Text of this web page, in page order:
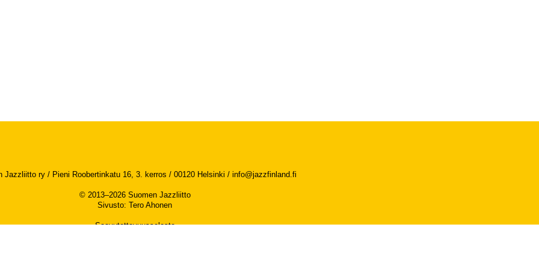
Jazzliitto ry / Pieni Roobertinkatu 16, 3. kerros / 00120 Helsinki / info@jazzfinland.fi
© 2013–2026 Suomen Jazzliitto
Sivusto: Tero Ahonen
Saavutettavuusseloste